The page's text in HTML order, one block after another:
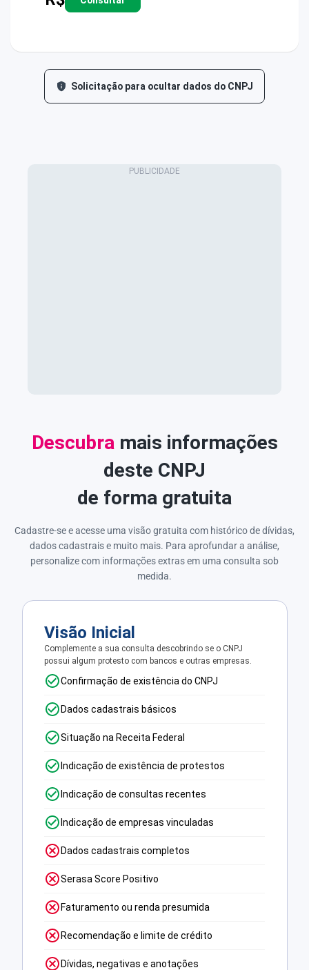
Solicitação para ocultar dados do CNPJ
Descubramais informações
deste CNPJ
de forma gratuita
Cadastre-se e acesse uma visão gratuita com histórico de dívidas,
dados cadastrais e muito mais. Para aprofundar a análise,
personalize com informações extras em uma consulta sob
medida.
Visão Inicial
Complemente a sua consulta descobrindo se o CNPJ
possui algum protesto com bancos e outras empresas.
Confirmação de existência do CNPJ
Dados cadastrais básicos
Situação na Receita Federal
Indicação de existência de protestos
Indicação de consultas recentes
Indicação de empresas vinculadas
Dados cadastrais completos
Serasa Score Positivo
Faturamento ou renda presumida
Recomendação e limite de crédito
Dívidas, negativas e anotações